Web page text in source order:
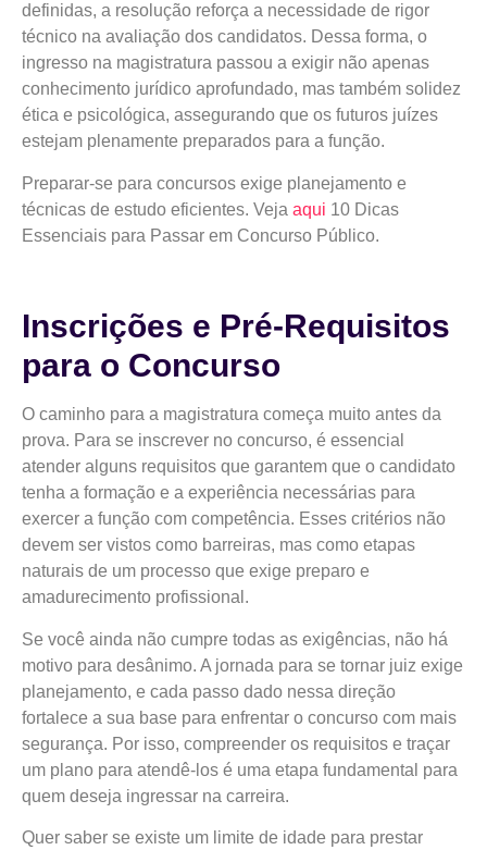
definidas, a resolução reforça a necessidade de rigor
técnico na avaliação dos candidatos. Dessa forma, o
ingresso na magistratura passou a exigir não apenas
conhecimento jurídico aprofundado, mas também solidez
ética e psicológica, assegurando que os futuros juízes
estejam plenamente preparados para a função.
Preparar-se para concursos exige planejamento e
técnicas de estudo eficientes. Veja aqui 10 Dicas
Essenciais para Passar em Concurso Público.
Inscrições e Pré-Requisitos
para o Concurso
O caminho para a magistratura começa muito antes da
prova. Para se inscrever no concurso, é essencial
atender alguns requisitos que garantem que o candidato
tenha a formação e a experiência necessárias para
exercer a função com competência. Esses critérios não
devem ser vistos como barreiras, mas como etapas
naturais de um processo que exige preparo e
amadurecimento profissional.
Se você ainda não cumpre todas as exigências, não há
motivo para desânimo. A jornada para se tornar juiz exige
planejamento, e cada passo dado nessa direção
fortalece a sua base para enfrentar o concurso com mais
segurança. Por isso, compreender os requisitos e traçar
um plano para atendê-los é uma etapa fundamental para
quem deseja ingressar na carreira.
Quer saber se existe um limite de idade para prestar